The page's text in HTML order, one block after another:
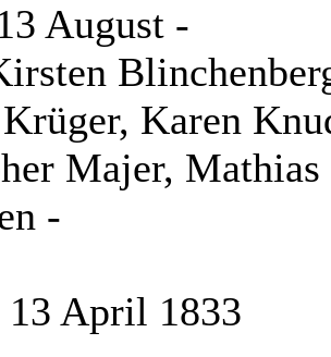
August -
Karen
Majer, Mathias
-
April 1833